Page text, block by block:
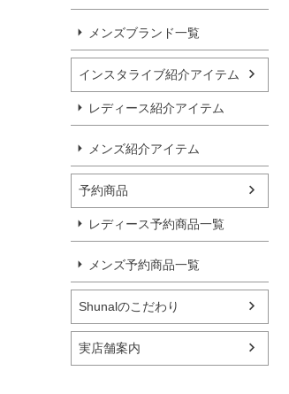
メンズブランド一覧
インスタライブ紹介アイテム
レディース紹介アイテム
メンズ紹介アイテム
予約商品
レディース予約商品一覧
メンズ予約商品一覧
Shunalのこだわり
実店舗案内